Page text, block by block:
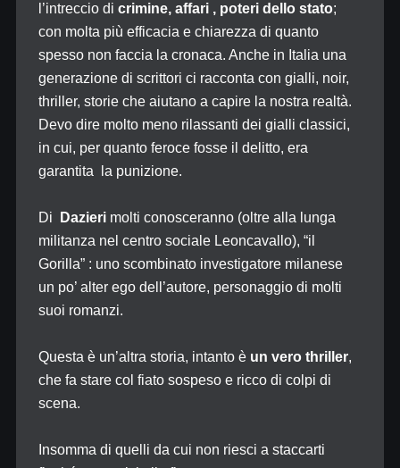
l’intreccio di crimine, affari , poteri dello stato;
con molta più efficacia e chiarezza di quanto
spesso non faccia la cronaca. Anche in Italia una
generazione di scrittori ci racconta con gialli, noir,
thriller, storie che aiutano a capire la nostra realtà.
Devo dire molto meno rilassanti dei gialli classici,
in cui, per quanto feroce fosse il delitto, era
garantita la punizione.
Di Dazierimolti conosceranno (oltre alla lunga
militanza nel centro sociale Leoncavallo), “il
Gorilla” : uno scombinato investigatore milanese
un po’ alter ego dell’autore, personaggio di molti
suoi romanzi.
Questa è un’altra storia, intanto è un vero thriller,
che fa stare col fiato sospeso e ricco di colpi di
scena.
Insomma di quelli da cui non riesci a staccarti